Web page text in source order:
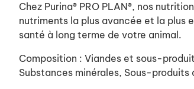
Chez Purina® PRO PLAN®, nos
nutriments la plus avancée et la plus
santé à long terme de votre animal.
Composition : Viandes et sous-
Substances minérales, Sous-